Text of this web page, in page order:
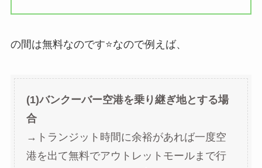
の間は無料なのです⭐️なので例えば、
(1)バンクーバー空港を乗り継ぎ地とする場
合
→トランジット時間に余裕があれば一度空
港を出て無料でアウトレットモールまで行